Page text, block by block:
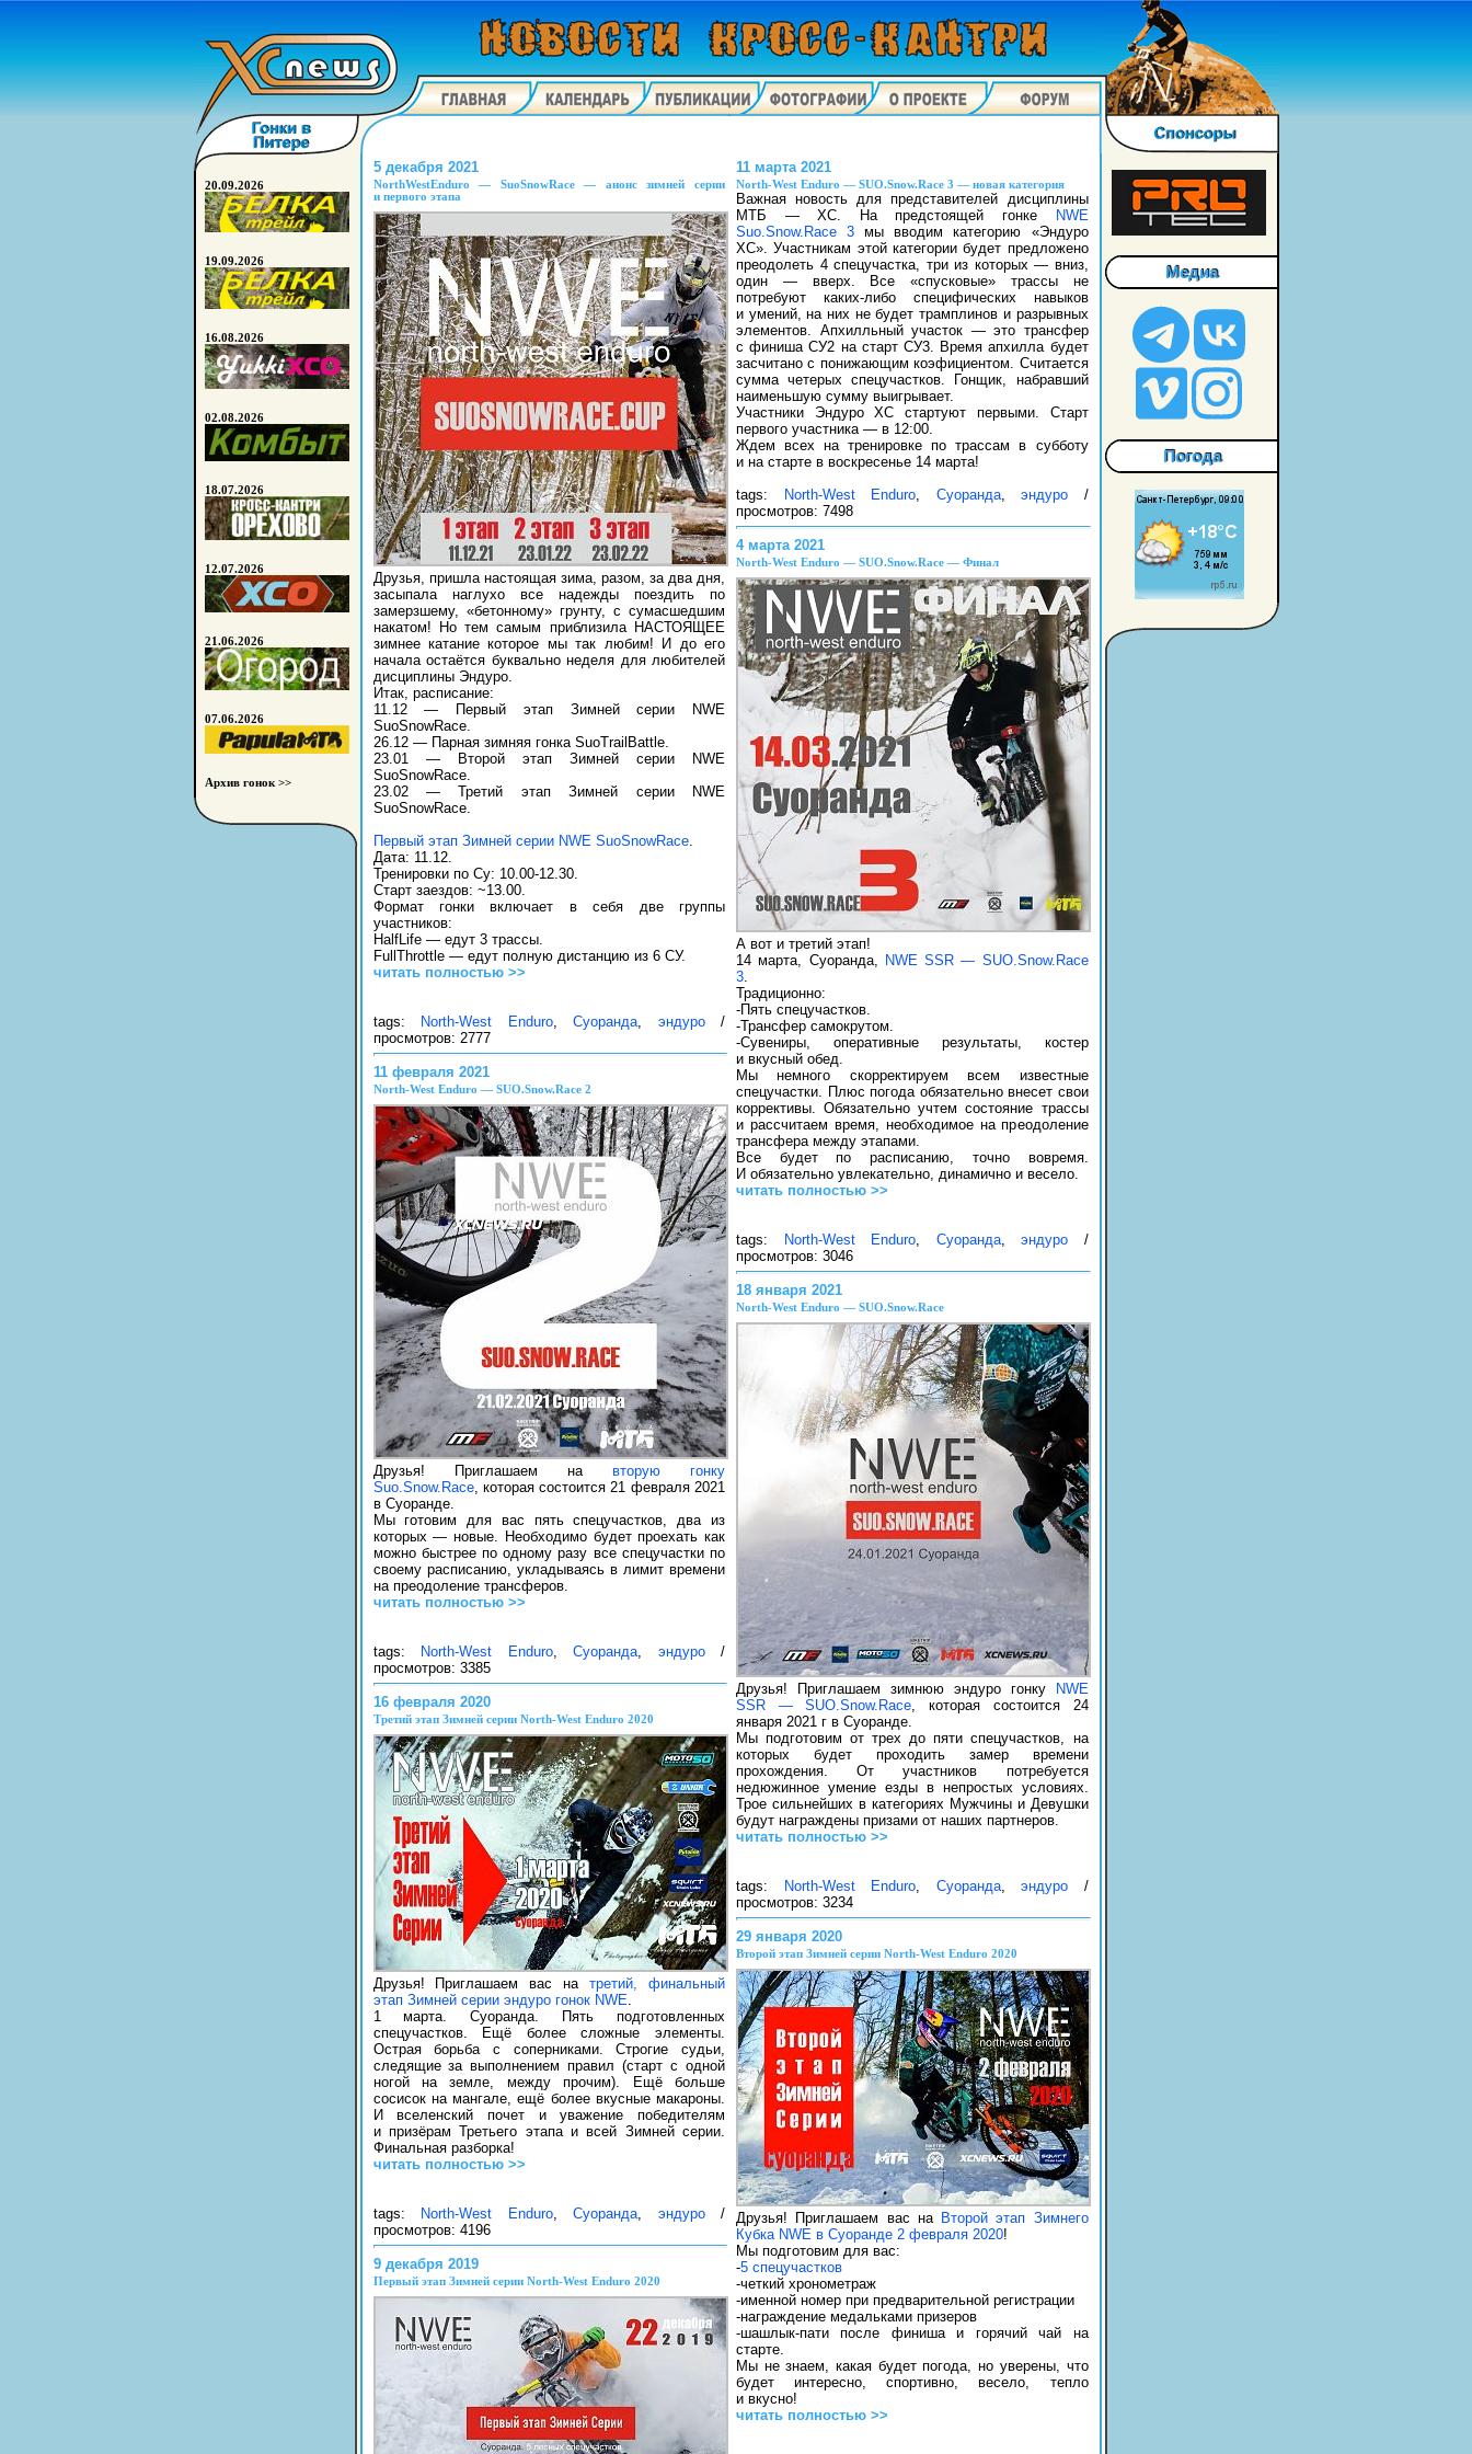
5 декабря 2021
NorthWestEnduro — SuoSnowRace — анонс зимней серии
и первого этапа
Друзья, пришла настоящая зима, разом, за два дня,
засыпала наглухо все надежды поездить по
замерзшему, «бетонному» грунту, с сумасшедшим
накатом! Но тем самым приблизила НАСТОЯЩЕЕ
зимнее катание которое мы так любим! И до его
начала остаётся буквально неделя для любителей
дисциплины Эндуро.
Итак, расписание:
11.12 — Первый этап Зимней серии NWE
SuoSnowRace.
26.12 — Парная зимняя гонка SuoTrailBattle.
23.01 — Второй этап Зимней серии NWE
SuoSnowRace.
23.02 — Третий этап Зимней серии NWE
SuoSnowRace.
Первый этап Зимней серии NWE SuoSnowRace.
Дата: 11.12.
Тренировки по Су: 10.00-12.30.
Старт заездов: ~13.00.
Формат гонки включает в себя две группы
участников:
HalfLife — едут 3 трассы.
FullThrottle — едут полную дистанцию из 6 СУ.
читать полностью >>
tags: North-West Enduro, Суоранда эндуро/
просмотров: 2777
11 февраля 2021
North-West Enduro — SUO.Snow.Race 2
Друзья! Приглашаем на вторую гонку
Suo.Snow.Race, которая состоится 21 февраля 2021
в Суоранде.
Мы готовим для вас пять спецучастков, два из
которых — новые. Необходимо будет проехать как
можно быстрее по одному разу все спецучастки по
своему расписанию, укладываясь в лимит времени
на преодоление трансферов.
читать полностью >>
tags: North-West Enduro, Суоранда эндуро/
просмотров: 3385
16 февраля 2020
Третий этап Зимней серии North-West Enduro 2020
Друзья! Приглашаем вас натретий, финальный
этап Зимней серии эндуро гонок NWE
1 марта. Суоранда. Пять подготовленных
спецучастков. Ещё более сложные элементы.
Острая борьба с соперниками. Строгие судьи,
следящие за выполнением правил (старт с одной
ногой на земле, между прочим). Ещё больше
сосисок на мангале, ещё более вкусные макароны.
И вселенский почет и уважение победителям
и призёрам Третьего этапа и всей Зимней серии.
Финальная разборка!
читать полностью >>
tags: North-West Enduro, Суоранда эндуро/
просмотров: 4196
9 декабря 2019
Первый этап Зимней серии North-West Enduro 2020
11 марта 2021
North-West Enduro — SUO.Snow.Race 3 — новая категория
Важная новость для представителей дисциплины
МТБ — ХС. На предстоящей гонке NWE
Suo.Snow.Race 3 мы вводим категорию «Эндуро
ХС». Участникам этой категории будет предложено
преодолеть 4 спецучастка, три из которых — вниз,
один — вверх. Все «спусковые» трассы не
потребуют каких-либо специфических навыков
и умений, на них не будет трамплинов и разрывных
элементов. Апхилльный участок — это трансфер
с финиша СУ2 на старт СУ3. Время апхилла будет
засчитано с понижающим коэфициентом. Считается
сумма четерых спецучастков. Гонщик, набравший
наименьшую сумму выигрывает.
Участники Эндуро ХС стартуют первыми. Старт
первого участника — в 12:00.
Ждем всех на тренировке по трассам в субботу
и на старте в воскресенье 14 марта!
tags: North-West Enduro Суоранда, эндуро /
просмотров: 7498
4 марта 2021
North-West Enduro — SUO.Snow.Race — Финал
А вот и третий этап!
14 марта, Суоранда, NWE SSR — SUO.Snow.Race
3
Традиционно:
-Пять спецучастков.
-Трансфер самокрутом.
-Сувениры, оперативные результаты, костер
и вкусный обед.
Мы немного скорректируем всем известные
спецучастки. Плюс погода обязательно внесет свои
коррективы. Обязательно учтем состояние трассы
и рассчитаем время, необходимое на преодоление
трансфера между этапами.
Все будет по расписанию, точно вовремя.
И обязательно увлекательно, динамично и весело.
читать полностью >>
tags: North-West Enduro Суоранда, эндуро /
просмотров: 3046
18 января 2021
North-West Enduro — SUO.Snow.Race
Друзья! Приглашаем зимнюю эндуро гонку NWE
SSR — SUO.Snow.Race , которая состоится 24
января 2021 г в Суоранде.
Мы подготовим от трех до пяти спецучастков, на
которых будет проходить замер времени
прохождения. От участников потребуется
недюжинное умение езды в непростых условиях.
Трое сильнейших в категориях Мужчины и Девушки
будут награждены призами от наших партнеров.
читать полностью >>
tags: North-West Enduro Суоранда, эндуро /
просмотров: 3234
29 января 2020
Второй этап Зимней серии North-West Enduro 2020
Друзья! Приглашаем вас на Второй этап Зимнего
Кубка NWE в Суоранде 2 февраля 2020!
Мы подготовим для вас:
-5 спецучастков
-четкий хронометраж
-именной номер при предварительной регистрации
-награждение медальками призеров
-шашлык-пати после финиша и горячий чай на
старте.
Мы не знаем, какая будет погода, но уверены, что
будет интересно, спортивно, весело, тепло
и вкусно!
читать полностью >>
20.09.2026
19.09.2026
16.08.2026
02.08.2026
18.07.2026
12.07.2026
21.06.2026
07.06.2026
Архив гонок >>
Медиа
Погода